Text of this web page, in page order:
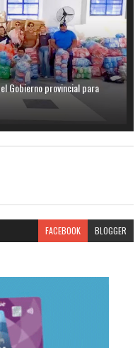
Gobierno provincial para
FACEBOOK BLOGGER